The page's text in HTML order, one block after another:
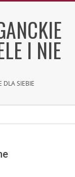
I NIE
DLA SIEBIE